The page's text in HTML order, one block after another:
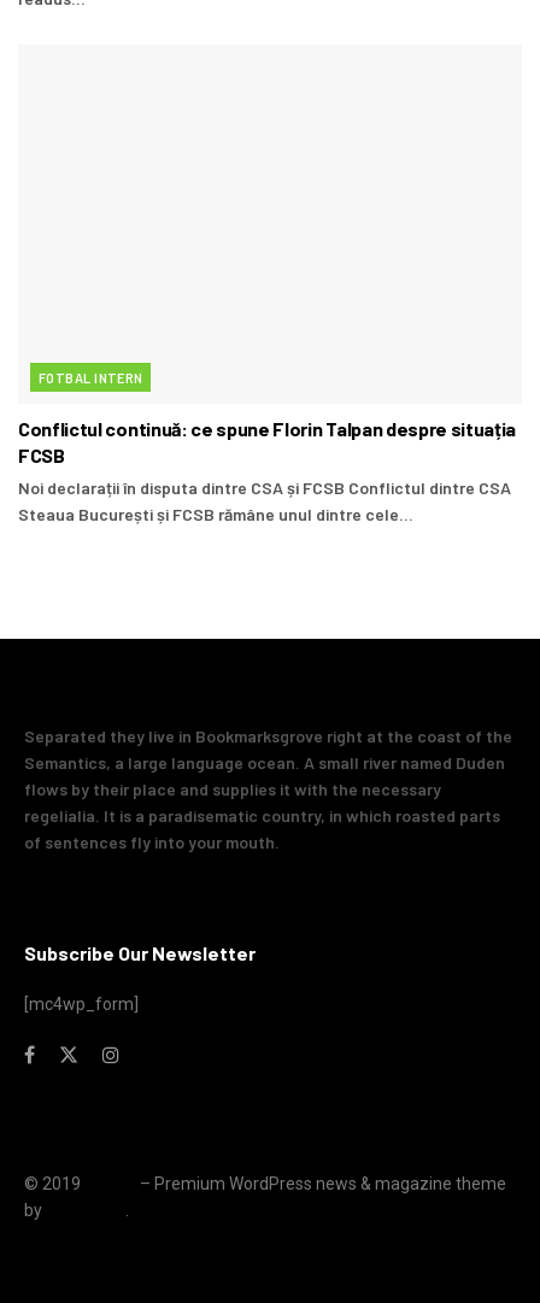
FOTBAL INTERN
Conflictul continuă: ce spune Florin Talpan despre situația
FCSB
Noi declarații în disputa dintre CSA și FCSB Conflictul dintre CSA
Steaua București și FCSB rămâne unul dintre cele...
Separated they live in Bookmarksgrove right at the coast of the
Semantics, a large language ocean. A small river named Duden
flows by their place and supplies it with the necessary
regelialia. It is a paradisematic country, in which roasted parts
of sentences fly into your mouth.
Subscribe Our Newsletter
[mc4wp_form]
© 2019
– Premium WordPress news & magazine theme
by
.